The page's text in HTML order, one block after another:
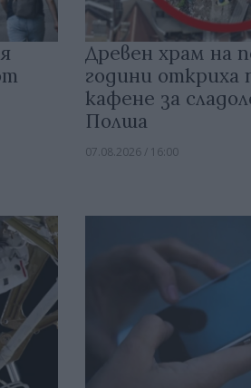
Древен храм на
години откриха
кафене за
Полша
07.08.2026 / 16:00